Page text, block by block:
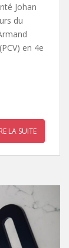
Johan
du
en 4e
LA SUITE